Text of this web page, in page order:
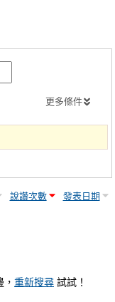
更多條件
說讚次數 發表日期
重新搜尋 試試！